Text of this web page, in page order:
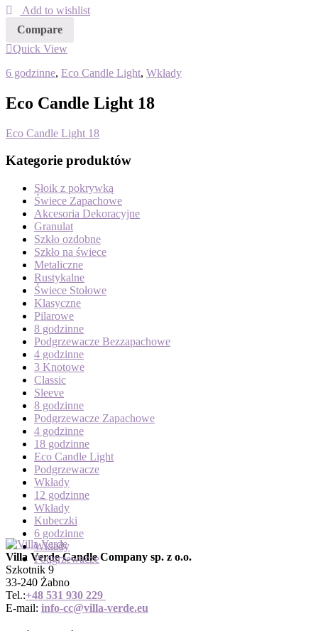
Add to wishlist
Compare
Quick View
6 godzinne, Eco Candle Light, Wkłady
Eco Candle Light 18
Eco Candle Light 18
Kategorie produktów
Słoik z pokrywką
Świece Zapachowe
Akcesoria Dekoracyjne
Granulat
Szkło ozdobne
Szkło na świece
Metaliczne
Rustykalne
Świece Stołowe
Klasyczne
Pilarowe
8 godzinne
Podgrzewacze Bezzapachowe
4 godzinne
3 Knotowe
Classic
Sleeve
8 godzinne
Podgrzewacze Zapachowe
4 godzinne
18 godzinne
Eco Candle Light
Podgrzewacze
Wkłady
12 godzinne
Wkłady
Kubeczki
6 godzinne
Wkłady
Podgrzewacze
Villa Verde Candle Company sp. z o.o.
Szkotnik 9
33-240 Żabno
Tel.:+48 531 930 229
E-mail: info-cc@villa-verde.eu